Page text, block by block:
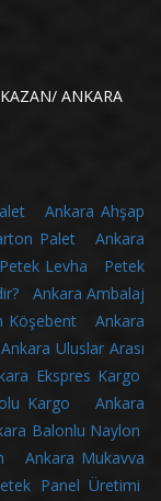
ANKARA
Ankara Ahşap
Palet
Ankara
Petek Levha
Petek
Ankara Ambalaj
Köşebent
Ankara
Ankara Uluslar Arası
Ekspres Kargo
Kargo
Ankara
Balonlu Naylon
Ankara Mukavva
Panel Üretimi